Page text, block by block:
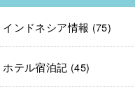
インドネシア情報 (75)
ホテル宿泊記 (45)